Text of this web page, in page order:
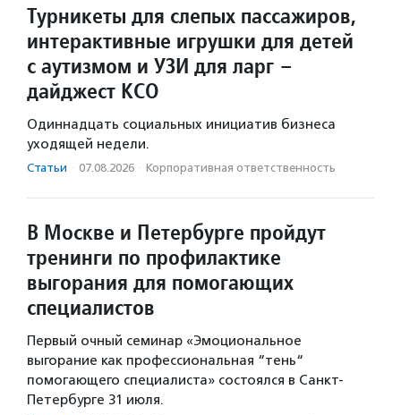
Турникеты для слепых пассажиров,
интерактивные игрушки для детей
с аутизмом и УЗИ для ларг –
дайджест КСО
Одиннадцать социальных инициатив бизнеса
уходящей недели.
Статьи · 07.08.2026 · Корпоративная ответственность
В Москве и Петербурге пройдут
тренинги по профилактике
выгорания для помогающих
специалистов
Первый очный семинар «Эмоциональное
выгорание как профессиональная “тень“
помогающего специалиста» состоялся в Санкт-
Петербурге 31 июля.